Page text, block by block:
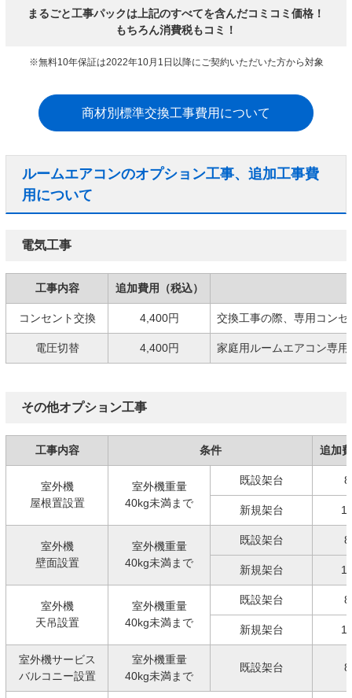
まるごと工事パックは上記のすべてを含んだコミコミ価格！
もちろん消費税もコミ！
※無料10年保証は2022年10月1日以降にご契約いただいた方から対象
商材別標準交換工事費用について
ルームエアコンのオプション工事、追加工事費
用について
電気工事
工事内容 追加費用（税込）
コンセント交換 4,400円 交換工事の際、専用コン
電圧切替 4,400円 家庭用ルームエアコン専
その他オプション工事
工事内容 条件 追加
室外機
屋根置設置
室外機重量
40kg未満まで
既設架台
新規架台
室外機
壁面設置
室外機重量
40kg未満まで
既設架台
新規架台
室外機
天吊設置
室外機重量
40kg未満まで
既設架台
新規架台
室外機サービス
バルコニー設置
室外機重量
40kg未満まで
既設架台